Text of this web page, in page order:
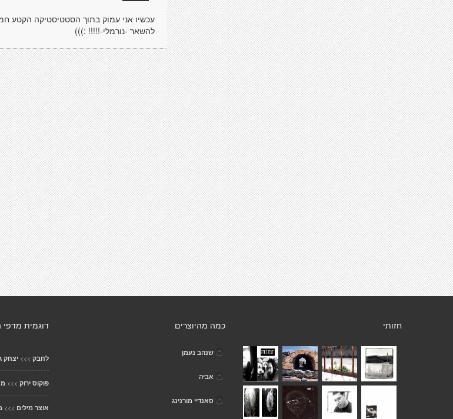
עכשיו אני עמוק בתוך הסטטיסטיקה הקטע
להשאר -נורמלי-!!!!! :)))
דוגמית מדפי
לחבק >>> יצחק
פוקוס ירוק >>>
אוצר מילים >>>
כמה מהיוצרים
שנהב נעמן
אביה
סאנדיי מורנינג
חזותי